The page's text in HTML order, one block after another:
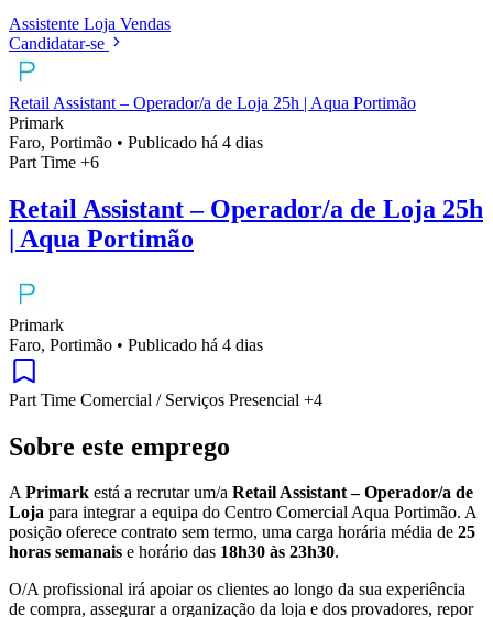
Assistente Loja Vendas
Candidatar-se
Retail Assistant – Operador/a de Loja 25h | Aqua Portimão
Primark
Faro, Portimão • Publicado há 4 dias
Part Time +6
Retail Assistant – Operador/a de Loja 25h
| Aqua Portimão
Primark
Faro, Portimão • Publicado há 4 dias
Part Time Comercial / Serviços Presencial +4
Sobre este emprego
APrimark está a recrutar um/a Retail Assistant – Operador/a de
Loja para integrar a equipa do Centro Comercial Aqua Portimão. A
posição oferece contrato sem termo, uma carga horária média de 25
horas semanais e horário das 18h30 às 23h30.
O/A profissional irá apoiar os clientes ao longo da sua experiência
de compra, assegurar a organização da loja e dos provadores, repor